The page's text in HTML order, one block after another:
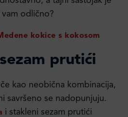
odlično?
kokice s kokosom
prutići
kao neobična kombinacija,
savršeno se nadopunjuju.
i stakleni sezam prutići